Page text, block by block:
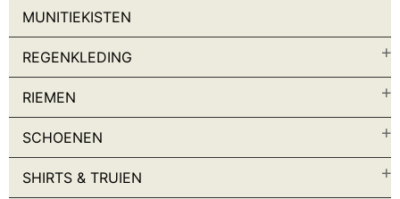
Handschoenen
Handschoenen
Hoofddeksels
Bandana’s
Baseball petten
Bivak
Brillen
Handschoenen
MUNITIEKISTEN
REGENKLEDING
RIEMEN
SCHOENEN
SHIRTS & TRUIEN